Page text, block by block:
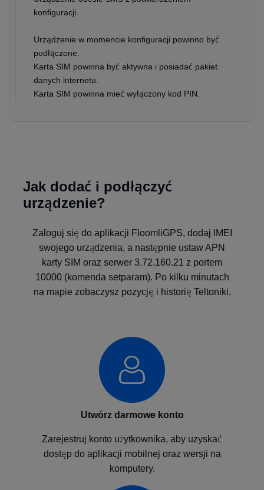
konfiguracji.
Urządzenie w momencie konfiguracji powinno być
podłączone.
Karta SIM powinna być aktywna i posiadać pakiet
danych internetu.
Karta SIM powinna mieć wyłączony kod PIN.
Jak dodać i podłączyć
urządzenie?
Zaloguj się do aplikacji FloomliGPS, dodaj IMEI
swojego urządzenia, a następnie ustaw APN
karty SIM oraz serwer 3.72.160.21 z portem
10000 (komenda setparam). Po kilku minutach
na mapie zobaczysz pozycję i historię Teltoniki.
Utwórz darmowe konto
Zarejestruj konto użytkownika, aby uzyskać
dostęp do aplikacji mobilnej oraz wersji na
komputery.